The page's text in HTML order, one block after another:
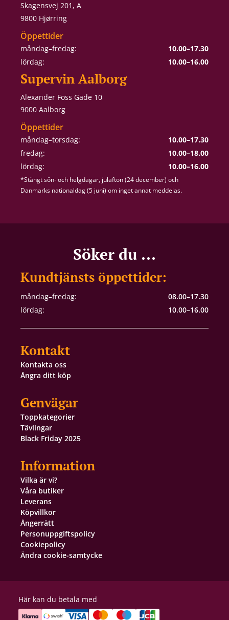
Skagensvej 201, A
9800 Hjørring
Öppettider
måndag–fredag:
10.00–17.30
lördag:
10.00–16.00
Supervin Aalborg
Alexander Foss Gade 10
9000 Aalborg
Öppettider
måndag–torsdag:
10.00–17.30
fredag:
10.00–18.00
lördag:
10.00–16.00
*Stängt sön- och helgdagar, julafton (24 december) och
Danmarks nationaldag (5 juni) om inget annat meddelas.
Söker du ...
Kundtjänsts öppettider:
måndag–fredag:
08.00–17.30
lördag:
10.00–16.00
Kontakt
Kontakta oss
Ångra ditt köp
Genvägar
Toppkategorier
Tävlingar
Black Friday 2025
Information
Vilka är vi?
Våra butiker
Leverans
Köpvillkor
Ångerrätt
Personuppgiftspolicy
Cookiepolicy
Ändra cookie-samtycke
Här kan du betala med